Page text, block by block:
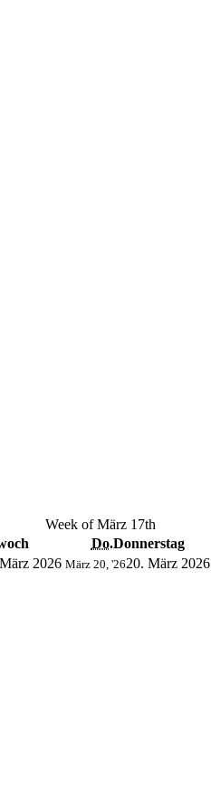
Week of März 17th
Do.Donnerstag
2026 März 20, '2620. März 2026